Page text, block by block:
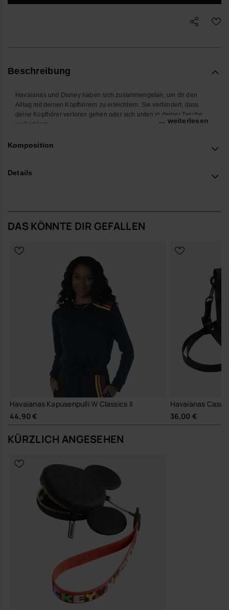
Beschreibung
Havaianas und Disney haben sich zusammengetan, um dir den
Alltag mit deinen Kopfhörern zu erleichtern: Sie verhindert, dass
deine Kopfhörer verloren gehen oder sich unten in deiner Tasche
verheddern.
super praktisch.
Kaufe online auf www.havaianas-store.com, dem offiziellen
... weiterlesen
Komposition
Details
DAS KÖNNTE DIR GEFALLEN
Havaianas Kapusenpulli W Classics II
44,90 €
Havaianas
36,00 €
KÜRZLICH ANGESEHEN